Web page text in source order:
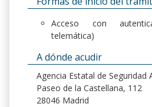
Acceso con
telemática)
A dónde acudir
Agencia Estatal de Seguridad
Paseo de la Castellana, 112
28046 Madrid